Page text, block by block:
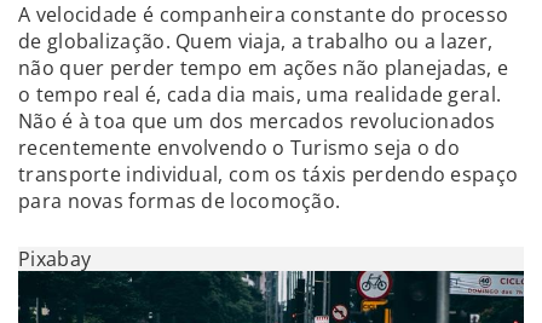
A velocidade é companheira constante do processo
de globalização. Quem viaja, a trabalho ou a lazer,
não quer perder tempo em ações não planejadas, e
o tempo real é, cada dia mais, uma realidade geral.
Não é à toa que um dos mercados revolucionados
recentemente envolvendo o Turismo seja o do
transporte individual, com os táxis perdendo espaço
para novas formas de locomoção.
Pixabay